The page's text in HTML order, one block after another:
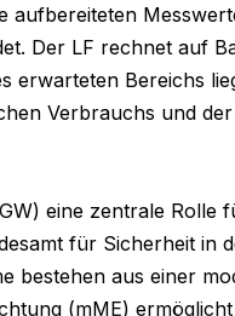
aufbereiteten
Der LF rechnet auf
erwarteten Bereichs
Verbrauchs und
eine zentrale Rolle
für Sicherheit in
bestehen aus einer
(mME)